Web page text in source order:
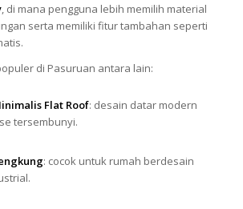
, di mana pengguna lebih memilih material
serta memiliki fitur tambahan seperti
di Pasuruan antara lain:
Flat Roof: desain datar modern
tersembunyi.
: cocok untuk rumah berdesain